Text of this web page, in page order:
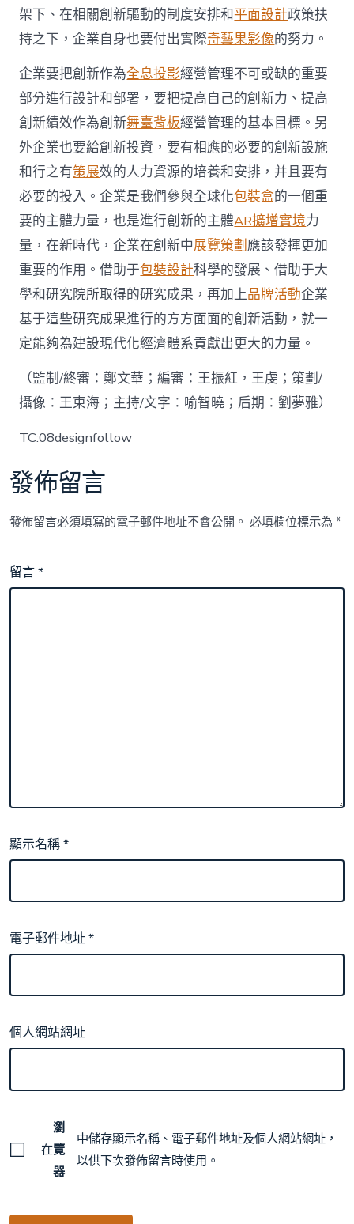
架下、在相關創新驅動的制度安排和平面設計政策扶
持之下，企業自身也要付出實際奇藝果影像的努力。
企業要把創新作為全息投影經營管理不可或缺的重要
部分進行設計和部署，要把提高自己的創新力、提高
創新績效作為創新舞臺背板經營管理的基本目標。另
外企業也要給創新投資，要有相應的必要的創新設施
和行之有策展效的人力資源的培養和安排，并且要有
必要的投入。企業是我們參與全球化包裝盒的一個重
要的主體力量，也是進行創新的主體AR擴增實境力
量，在新時代，企業在創新中展覽策劃應該發揮更加
重要的作用。借助于包裝設計科學的發展、借助于大
學和研究院所取得的研究成果，再加上品牌活動企業
基于這些研究成果進行的方方面面的創新活動，就一
定能夠為建設現代化經濟體系貢獻出更大的力量。
（監制/終審：鄭文華；編審：王振紅，王虔；策劃/
攝像：王東海；主持/文字：喻智曉；后期：劉夢雅）
TC:08designfollow
發佈留言
發佈留言必須填寫的電子郵件地址不會公開。 必填欄位標示為*
留言*
顯示名稱*
電子郵件地址*
個人網站網址
在
瀏
覽
器
中儲存顯示名稱、電子郵件地址及個人網站網址，
以供下次發佈留言時使用。